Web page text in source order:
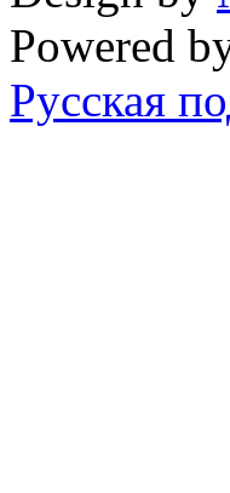
Powered
Русская